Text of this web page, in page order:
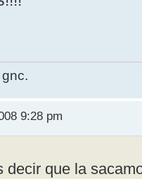
9:28 pm
decir que la